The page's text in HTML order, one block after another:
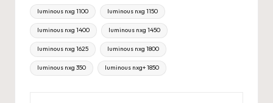
Tags:
luminous nxg 1100 luminous nxg 1150
luminous nxg 1400 luminous nxg 1450
luminous nxg 1625 luminous nxg 1800
luminous nxg 350 luminous nxg+ 1850